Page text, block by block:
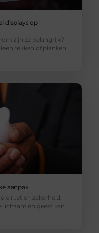
displays op
zijn ze belangrijk?
rekken of planken
aanpak
rust en zekerheid.
lichaam en geest kan